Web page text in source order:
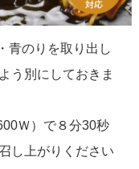
青のりを取り出し
う別にしておきま
Ｗ）で８分30秒
し上がりください